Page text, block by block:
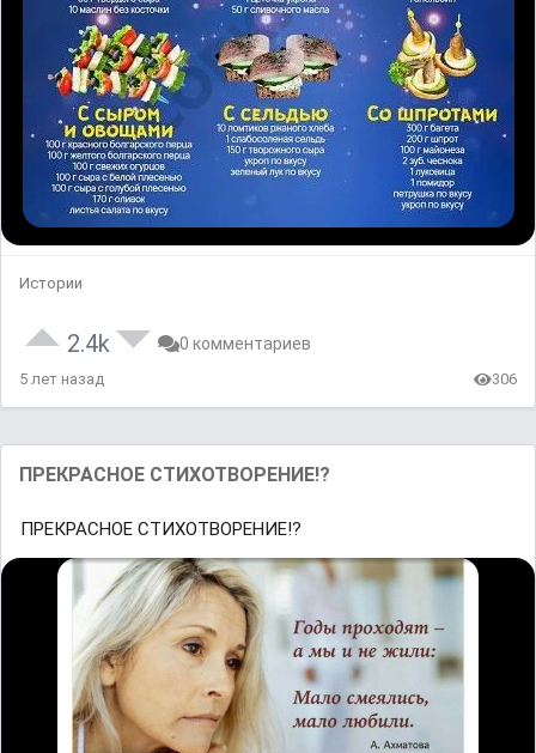
Истории
2.4k 0 комментариев
5 лет назад 306
ПРЕКРАСНОЕ СТИХОТВОРЕНИЕ!?
ПРЕКРАСНОЕ СТИХОТВОРЕНИЕ!?